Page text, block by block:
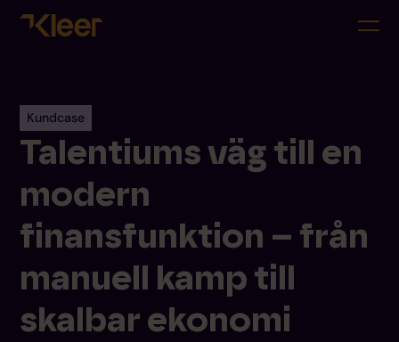
Kundcase
Talentiums väg till en
modern
finansfunktion – från
manuell kamp till
skalbar ekonomi